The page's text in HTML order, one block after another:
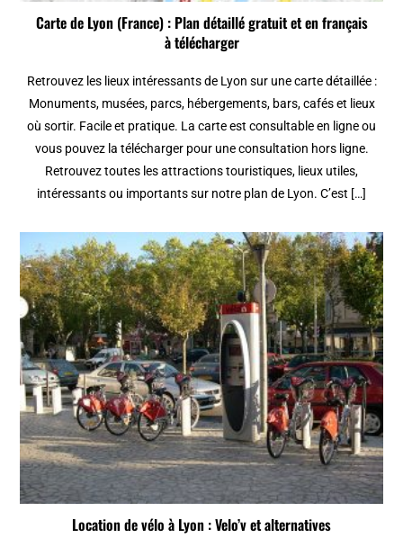
Carte de Lyon (France) : Plan détaillé gratuit et en français
à télécharger
Retrouvez les lieux intéressants de Lyon sur une carte détaillée :
Monuments, musées, parcs, hébergements, bars, cafés et lieux
où sortir. Facile et pratique. La carte est consultable en ligne ou
vous pouvez la télécharger pour une consultation hors ligne.
Retrouvez toutes les attractions touristiques, lieux utiles,
intéressants ou importants sur notre plan de Lyon. C’est […]
Location de vélo à Lyon : Velo’v et alternatives